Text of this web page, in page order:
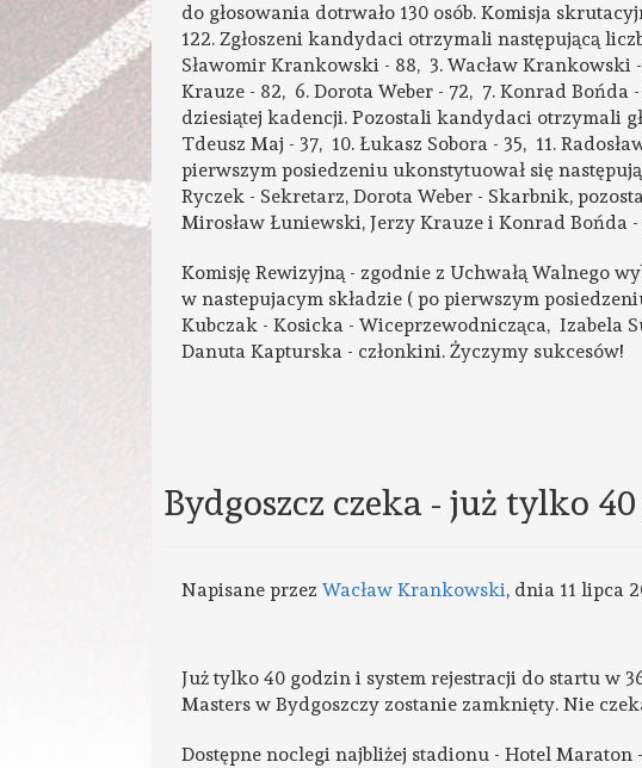
do głosowania dotrwało 130 osób. Komisja
122. Zgłoszeni kandydaci otrzymali następującą
Sławomir Krankowski - 88, 3. Wacław Krankowski
Krauze - 82, 6. Dorota Weber - 72, 7. Konrad
dziesiątej kadencji. Pozostali kandydaci otrzymali
Tdeusz Maj - 37, 10. Łukasz Sobora - 35, 11.
pierwszym posiedzeniu ukonstytuował się
Ryczek - Sekretarz, Dorota Weber - Skarbnik,
Mirosław Łuniewski, Jerzy Krauze i Konrad Bońda
Komisję Rewizyjną - zgodnie z Uchwałą Walnego
w nastepujacym składzie ( po pierwszym
Kubczak - Kosicka - Wiceprzewodnicząca, Izabela
Danuta Kapturska - członkini. Życzymy sukcesów!
Bydgoszcz czeka - już tylko
Napisane przez Wacław Krankowski, dnia 11 lipca
Już tylko 40 godzin i system rejestracji do startu w
Masters w Bydgoszczy zostanie zamknięty. Nie
Dostępne noclegi najbliżej stadionu - Hotel